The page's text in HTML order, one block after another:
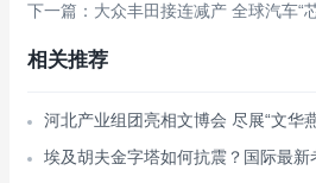
下一篇：大众丰田接连减产 全球汽车“
相关推荐
河北产业组团亮相文博会 尽展“文华
埃及胡夫金字塔如何抗震？国际最新